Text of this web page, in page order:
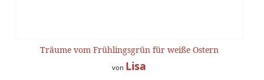
Träume vom Frühlingsgrün für weiße Ostern
von Lisa